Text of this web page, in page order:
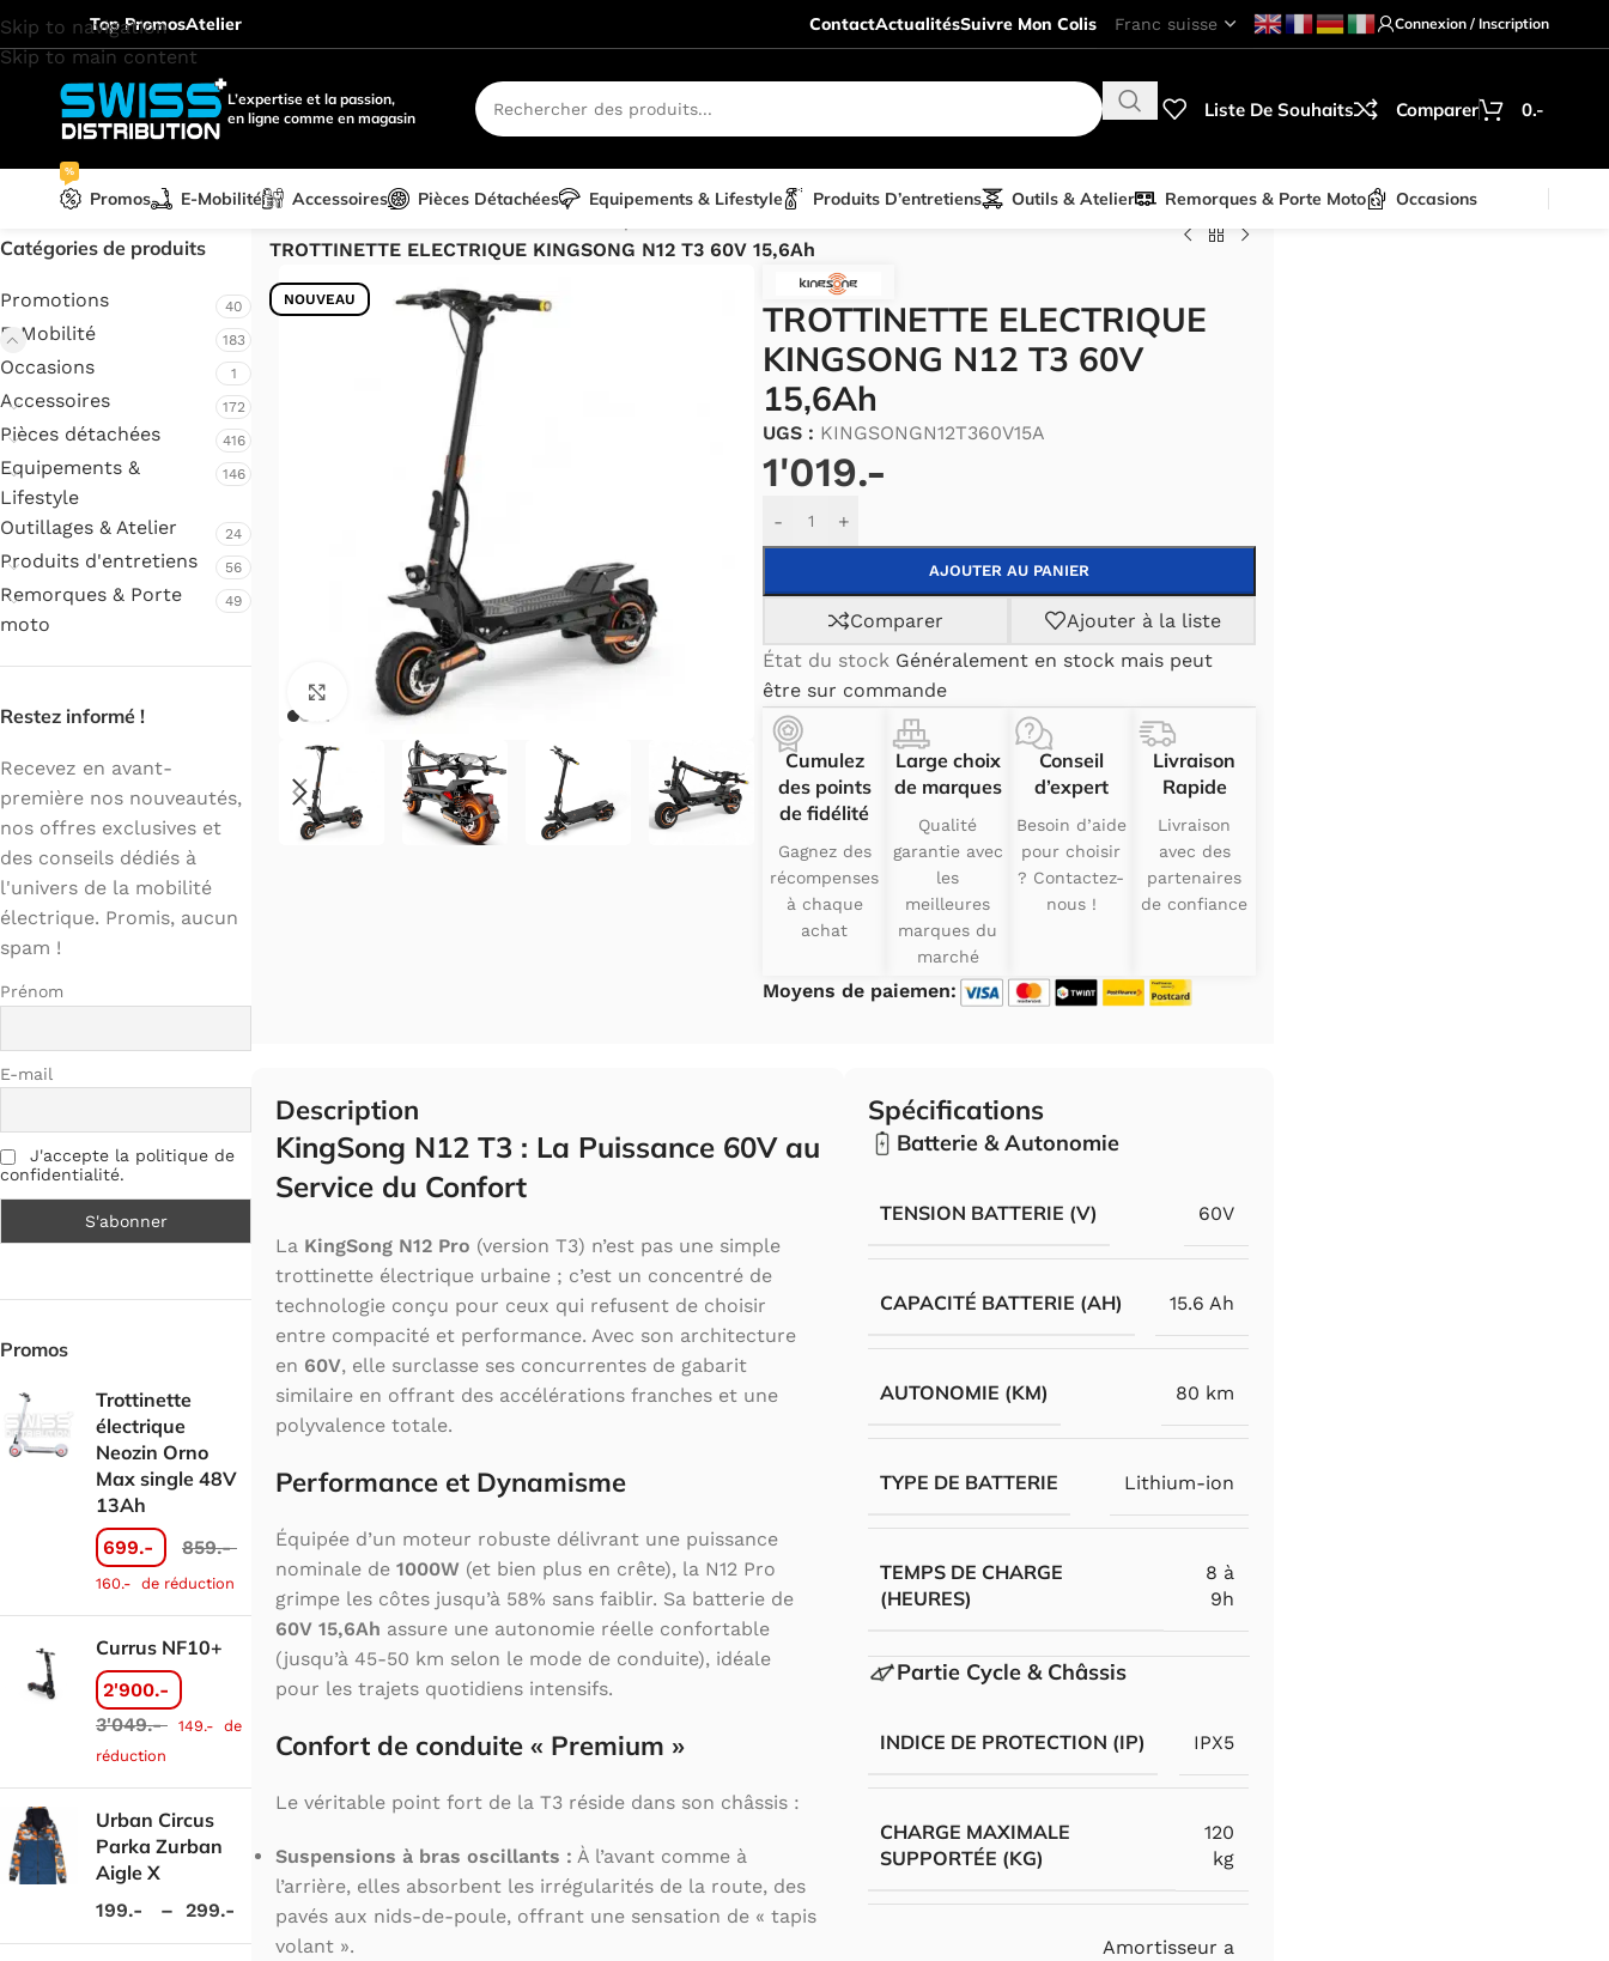
Skip to navigation
Skip to main content
Top PromosAtelier ContactActualitésSuivre Mon Colis Connexion / Inscription
L’expertise et la passion,
en ligne comme en magasin
Liste De Souhaits Comparer 0.-
Promos
%
E-Mobilité Accessoires Pièces Détachées Equipements & Lifestyle Produits D’entretiens Outils & Atelier Remorques & Porte Moto Occasions
Catégories de produits
Promotions 40
E-Mobilité 183
Occasions 1
Accessoires 172
Pièces détachées 416
Equipements &
Lifestyle
146
Outillages & Atelier 24
Produits d'entretiens 56
Remorques & Porte
moto
49
Restez informé !
Recevez en avant-
première nos nouveautés,
nos offres exclusives et
des conseils dédiés à
l'univers de la mobilité
électrique. Promis, aucun
spam !
Prénom
E-mail
J'accepte la politique de
confidentialité.
Promos
Trottinette
électrique
Neozin Orno
Max single 48V
13Ah
699.- 859.-
160.- de réduction
Currus NF10+
2'900.-
3'049.- 149.- de
réduction
Urban Circus
Parka Zurban
Aigle X
199.- – 299.-
TROTTINETTE ELECTRIQUE KINGSONG N12 T3 60V 15,6Ah
NOUVEAU
Cliquez pour agrandir.
TROTTINETTE ELECTRIQUE
KINGSONG N12 T3 60V
15,6Ah
UGS : KINGSONGN12T360V15A
1'019.-
- +
AJOUTER AU PANIER
Alternative:
Comparer
Ajouter à la liste
État du stock Généralement en stock mais peut
être sur commande
Cumulez
des points
de fidélité
Gagnez des
récompenses
à chaque
achat
Large choix
de marques
Qualité
garantie avec
les
meilleures
marques du
marché
Conseil
d’expert
Besoin d’aide
pour choisir
? Contactez-
nous !
Livraison
Rapide
Livraison
avec des
partenaires
de confiance
Moyens de paiemen:
Description
KingSong N12 T3 : La Puissance 60V au
Service du Confort
La KingSong N12 Pro (version T3) n’est pas une simple
trottinette électrique urbaine ; c’est un concentré de
technologie conçu pour ceux qui refusent de choisir
entre compacité et performance. Avec son architecture
en 60V, elle surclasse ses concurrentes de gabarit
similaire en offrant des accélérations franches et une
polyvalence totale.
Performance et Dynamisme
Équipée d’un moteur robuste délivrant une puissance
nominale de 1000W (et bien plus en crête), la N12 Pro
grimpe les côtes jusqu’à 58% sans faiblir. Sa batterie de
60V 15,6Ah assure une autonomie réelle confortable
(jusqu’à 45-50 km selon le mode de conduite), idéale
pour les trajets quotidiens intensifs.
Confort de conduite « Premium »
Le véritable point fort de la T3 réside dans son châssis :
Suspensions à bras oscillants : À l’avant comme à
l’arrière, elles absorbent les irrégularités de la route, des
pavés aux nids-de-poule, offrant une sensation de « tapis
volant ».
Spécifications
Batterie & Autonomie
TENSION BATTERIE (V) 60V
CAPACITÉ BATTERIE (AH) 15.6 Ah
AUTONOMIE (KM) 80 km
TYPE DE BATTERIE Lithium-ion
TEMPS DE CHARGE
(HEURES)
8 à
9h
Partie Cycle & Châssis
INDICE DE PROTECTION (IP) IPX5
CHARGE MAXIMALE
SUPPORTÉE (KG)
120
kg
Amortisseur a